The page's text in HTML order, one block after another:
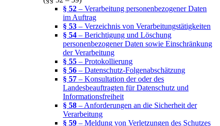
§ 52 – Verarbeitung personenbezogener Daten
im Auftrag
§ 53 – Verzeichnis von Verarbeitungstätigkeiten
§ 54 – Berichtigung und Löschung
personenbezogener Daten sowie Einschränkung
der Verarbeitung
§ 55 – Protokollierung
§ 56 – Datenschutz-Folgenabschätzung
§ 57 – Konsultation der oder des
Landesbeauftragten für Datenschutz und
Informationsfreiheit
§ 58 – Anforderungen an die Sicherheit der
Verarbeitung
§ 59 – Meldung von Verletzungen des Schutzes